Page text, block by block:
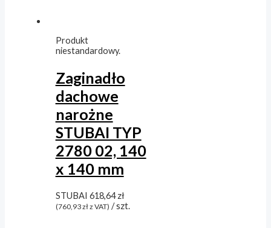
Produkt
niestandardowy.
Zaginadło
dachowe
narożne
STUBAI TYP
2780 02, 140
x 140 mm
STUBAI 618,64zł
(760,93złz VAT) / szt.